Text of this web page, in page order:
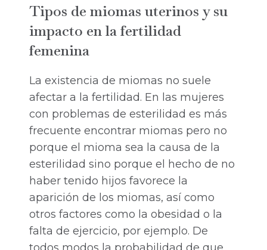
Tipos de miomas uterinos y su
impacto en la fertilidad
femenina
La existencia de miomas no suele
afectar a la fertilidad. En las mujeres
con problemas de esterilidad es más
frecuente encontrar miomas pero no
porque el mioma sea la causa de la
esterilidad sino porque el hecho de no
haber tenido hijos favorece la
aparición de los miomas, así como
otros factores como la obesidad o la
falta de ejercicio, por ejemplo. De